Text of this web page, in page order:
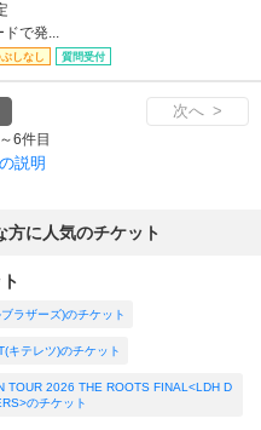
ドで発...
しなし 質問受付
次へ >
6件目
説明
方に人気のチケット
ラザーズ)のチケット
キテレツ)のチケット
TOUR 2026 THE ROOTS FINAL<LDH D
のチケット